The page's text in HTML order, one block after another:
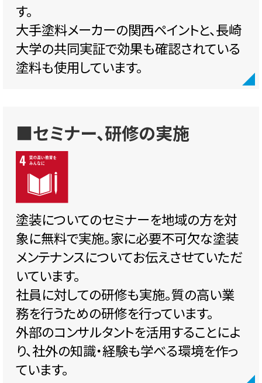
す。
大手塗料メーカーの関西ペイントと、長崎
大学の共同実証で効果も確認されている
塗料も使用しています。
■セミナー、研修の実施
塗装についてのセミナーを地域の方を対
象に無料で実施。家に必要不可欠な塗装
メンテナンスについてお伝えさせていただ
いています。
社員に対しての研修も実施。質の高い業
務を行うための研修を行っています。
外部のコンサルタントを活用することによ
り、社外の知識・経験も学べる環境を作っ
ています。